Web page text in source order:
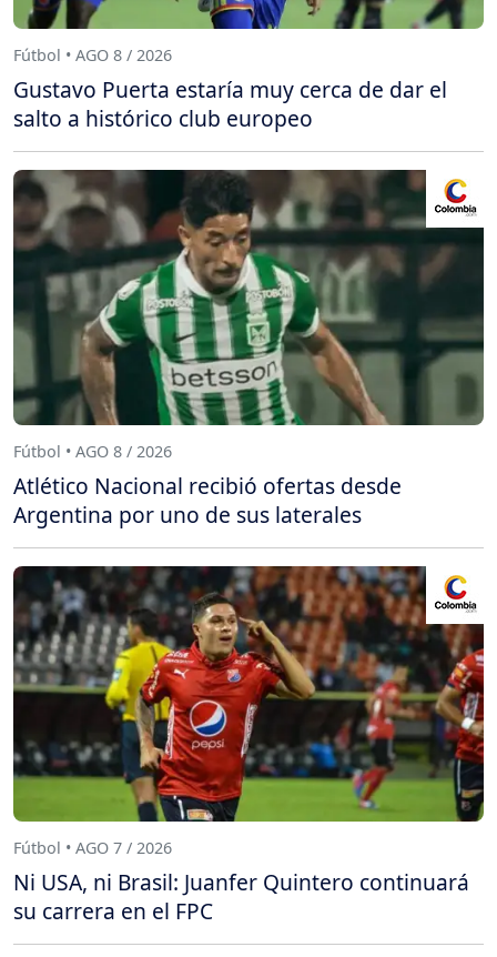
Fútbol • AGO 8 / 2026
Gustavo Puerta estaría muy cerca de dar el
salto a histórico club europeo
Fútbol • AGO 8 / 2026
Atlético Nacional recibió ofertas desde
Argentina por uno de sus laterales
Fútbol • AGO 7 / 2026
Ni USA, ni Brasil: Juanfer Quintero continuará
su carrera en el FPC